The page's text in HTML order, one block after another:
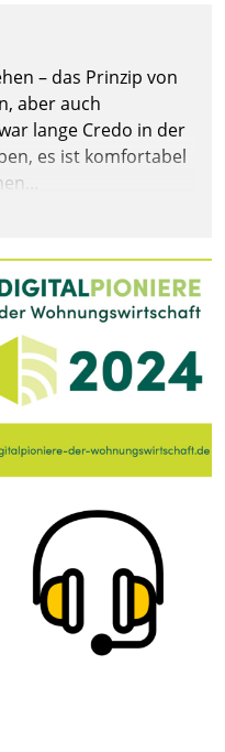
– das Prinzip von
aber auch
lange Credo in der
es ist komfortabel